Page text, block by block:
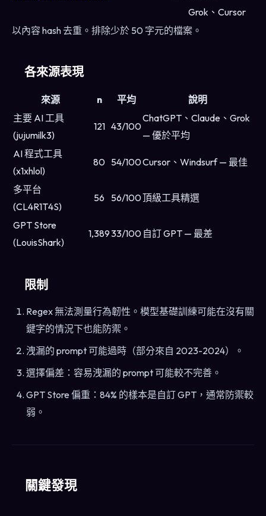
Grok、Cursor
以內容 hash 去重。排除少於 50 字元的檔案。
各來源表現
來源 n 平均
說明
主要 AI 工具
(jujumilk3)
121 43/100
ChatGPT、Claude、Grok
— 優於平均
AI 程式工具
(x1xhlol)
80 54/100Cursor、Windsurf — 最佳
多平台
(CL4R1T4S)
56 56/100頂級工具精選
GPT Store
(LouisShark)
1,38933/100 自訂 GPT — 最差
限制
Regex 無法測量行為韌性。模型基礎訓練可能在沒有關
鍵字的情況下也能防禦。
洩漏的 prompt 可能過時（部分來自 2023-2024）。
選擇偏差：容易洩漏的 prompt 可能較不完善。
GPT Store 偏重：84% 的樣本是自訂 GPT，通常防禦較
弱。
關鍵發現